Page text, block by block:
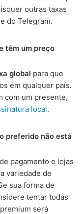
outras taxas
do Telegram.
têm um preço
global para que
em qualquer país.
com um presente,
local.
preferido não está
pagamento e lojas
variedade de
sua forma de
tentar todas
será